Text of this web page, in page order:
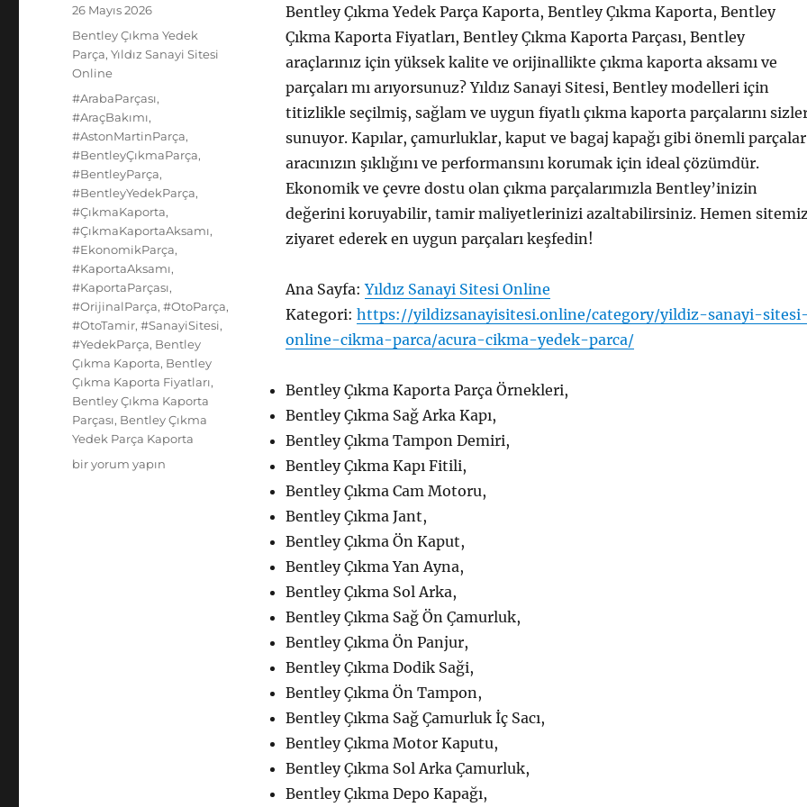
Bentley Çıkma Yedek Parça Kaporta, Bentley Çıkma Kaporta, Bentley
Çıkma Kaporta Fiyatları, Bentley Çıkma Kaporta Parçası, Bentley
araçlarınız için yüksek kalite ve orijinallikte çıkma kaporta aksamı ve
parçaları mı arıyorsunuz? Yıldız Sanayi Sitesi, Bentley modelleri için
titizlikle seçilmiş, sağlam ve uygun fiyatlı çıkma kaporta parçalarını
sunuyor. Kapılar, çamurluklar, kaput ve bagaj kapağı gibi önemli
aracınızın şıklığını ve performansını korumak için ideal çözümdür.
Ekonomik ve çevre dostu olan çıkma parçalarımızla Bentley’inizin
değerini koruyabilir, tamir maliyetlerinizi azaltabilirsiniz. Hemen
ziyaret ederek en uygun parçaları keşfedin!
Ana Sayfa:Yıldız Sanayi Sitesi Online
Kategori: https://yildizsanayisitesi.online/category/yildiz-sanayi-
online-cikma-parca/acura-cikma-yedek-parca/
Bentley Çıkma Kaporta Parça Örnekleri,
Bentley Çıkma Sağ Arka Kapı,
Bentley Çıkma Tampon Demiri,
Bentley Çıkma Kapı Fitili,
Bentley Çıkma Cam Motoru,
Bentley Çıkma Jant,
Bentley Çıkma Ön Kaput,
Bentley Çıkma Yan Ayna,
Bentley Çıkma Sol Arka,
Bentley Çıkma Sağ Ön Çamurluk,
Bentley Çıkma Ön Panjur,
Bentley Çıkma Dodik Saği,
Bentley Çıkma Ön Tampon,
Bentley Çıkma Sağ Çamurluk İç Sacı,
Bentley Çıkma Motor Kaputu,
Bentley Çıkma Sol Arka Çamurluk,
Bentley Çıkma Depo Kapağı,
Yayın
tarihi
26 Mayıs 2026
Kategoriler
Bentley Çıkma Yedek
Parça,Yıldız Sanayi Sitesi
Online
Etiketler
#ArabaParçası,
#AraçBakımı,
#AstonMartinParça,
#BentleyÇıkmaParça,
#BentleyParça,
#BentleyYedekParça,
#ÇıkmaKaporta,
#ÇıkmaKaportaAksamı,
#EkonomikParça,
#KaportaAksamı,
#KaportaParçası,
#OrijinalParça,#OtoParça,
#OtoTamir,#SanayiSitesi,
#YedekParça, Bentley
Çıkma Kaporta, Bentley
Çıkma Kaporta Fiyatları,
Bentley Çıkma Kaporta
Parçası, Bentley Çıkma
Yedek Parça Kaporta
Bentley
bir yorum yapın